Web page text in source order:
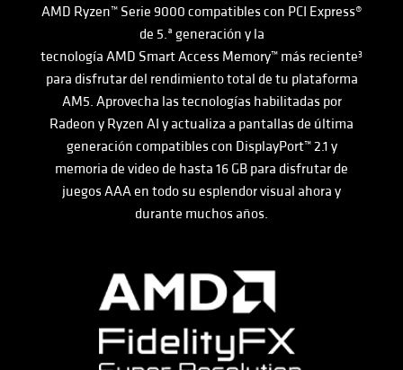
AMD Ryzen™Serie 9000 compatibles con PCI Express®
de 5.ª generación y la
tecnología AMD Smart Access Memory™ más reciente3
para disfrutar del rendimiento total de tu plataforma
AM5. Aprovecha las tecnologías habilitadas por
Radeon y Ryzen AI y actualiza a pantallas de última
generación compatibles con DisplayPort™ 2.1 y
memoria de video de hasta 16 GB para disfrutar de
juegos AAA en todo su esplendor visual ahora y
durante muchos años.